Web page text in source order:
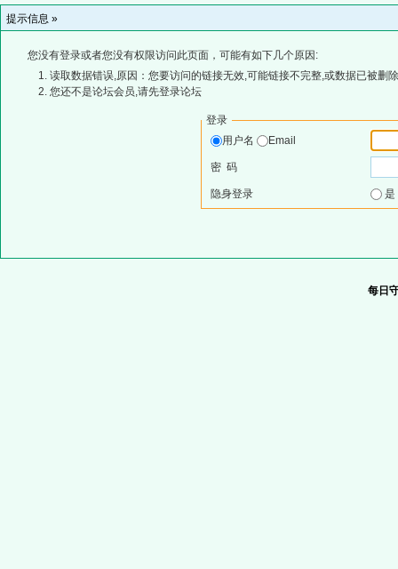
提示信息 »
您没有登录或者您没有权限访问此页面，可能有如下几个原因:
读取数据错误,原因：您要访问的链接无效,可能链接不完整,或数据已被删
您还不是论坛会员,请先登录论坛
登录
用户名
Email
密 码
隐身登录
每日